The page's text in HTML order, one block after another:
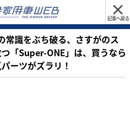
記事へ戻る
識をぶち破る、さすがのス
「Super-ONE」は、買うなら
ーツがズラリ！